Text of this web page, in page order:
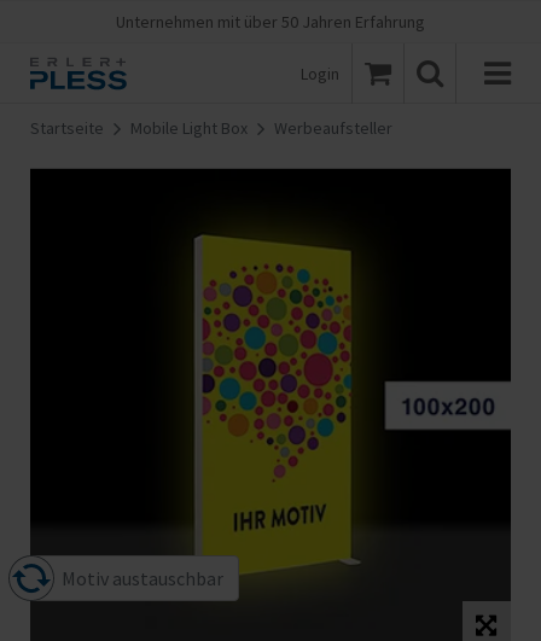
Unternehmen mit über 50 Jahren Erfahrung
Login
Startseite Mobile Light Box Werbeaufsteller
Motiv austauschbar